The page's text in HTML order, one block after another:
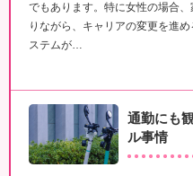
でもあります。特に女性の場合
りながら、キャリアの変更を進
ステムが…
通勤にも
ル事情